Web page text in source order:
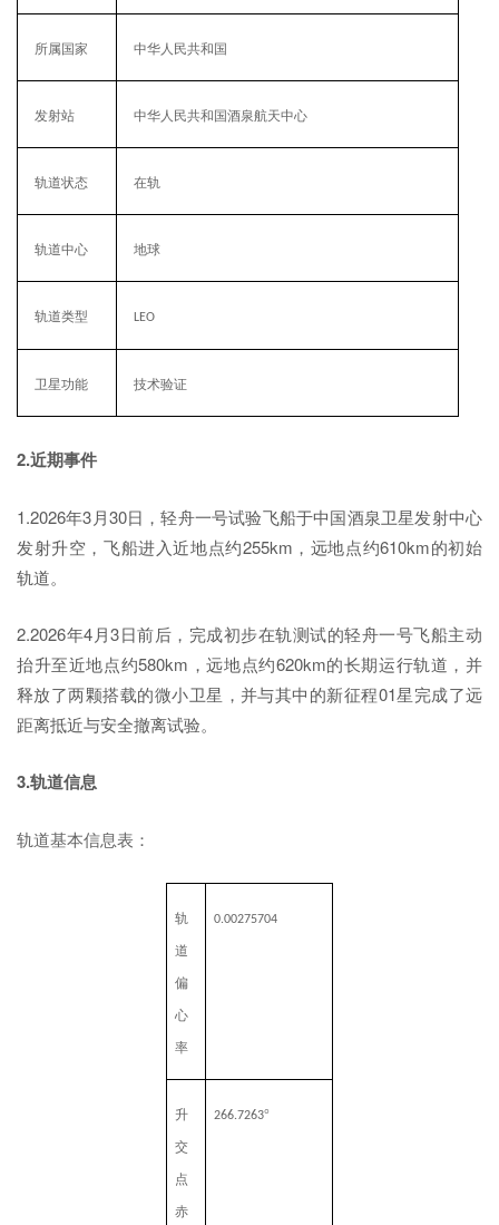
所属国家 中华人民共和国
发射站 中华人民共和国酒泉航天中心
轨道状态 在轨
轨道中心 地球
轨道类型 LEO
卫星功能 技术验证
2.近期事件
1.2026年3月30日，轻舟一号试验飞船于中国酒泉卫星发射中心
发射升空，飞船进入近地点约255km，远地点约610km的初始
轨道。
2.2026年4月3日前后，完成初步在轨测试的轻舟一号飞船主动
抬升至近地点约580km，远地点约620km的长期运行轨道，并
释放了两颗搭载的微小卫星，并与其中的新征程01星完成了远
距离抵近与安全撤离试验。
3.轨道信息
轨道基本信息表：
轨
道
偏
心
率
0.00275704
升
交
点
赤
266.7263°